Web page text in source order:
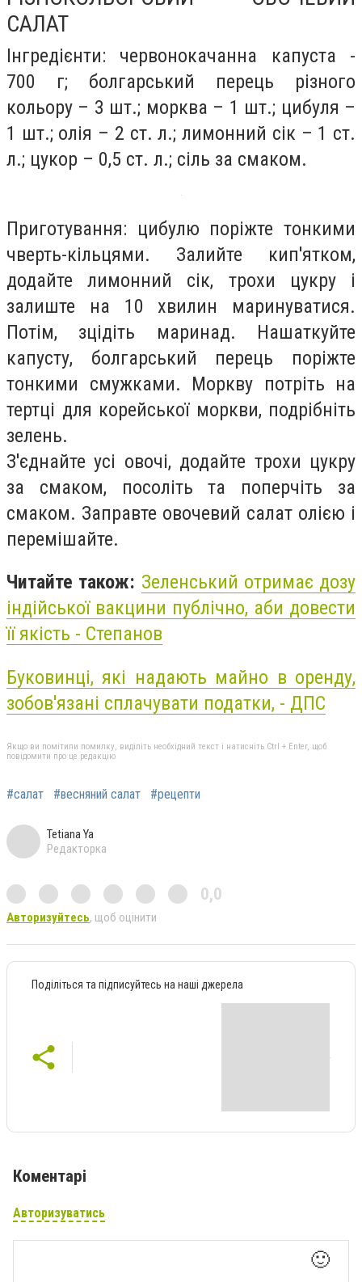
САЛАТ
Інгредієнти: червонокачанна капуста -
700 г; болгарський перець різного
кольору – 3 шт.; морква – 1 шт.; цибуля –
1 шт.; олія – 2 ст. л.; лимонний сік – 1 ст.
л.; цукор – 0,5 ст. л.; сіль за смаком.
Приготування: цибулю поріжте тонкими
чверть-кільцями. Залийте кип'ятком,
додайте лимонний сік, трохи цукру і
залиште на 10 хвилин маринуватися.
Потім, зцідіть маринад. Нашаткуйте
капусту, болгарський перець поріжте
тонкими смужками. Моркву потріть на
тертці для корейської моркви, подрібніть
зелень.
З'єднайте усі овочі, додайте трохи цукру
за смаком, посоліть та поперчіть за
смаком. Заправте овочевий салат олією і
перемішайте.
Читайте також: Зеленський отримає дозу
індійської вакцини публічно, аби довести
її якість - Степанов
Буковинці, які надають майно в оренду,
зобов'язані сплачувати податки, - ДПС
Якщо ви помітили помилку, виділіть необхідний текст і натисніть Ctrl + Enter, щоб
повідомити про це редакцію
#салат #весняний салат #рецепти
Tetiana Ya
Редакторка
0,0
Авторизуйтесь, щоб оцінити
Поділіться та підписуйтесь на наші джерела
Коментарі
Авторизуватись
🙂